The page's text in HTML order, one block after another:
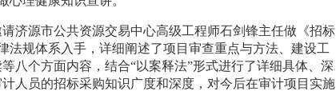
济源市公共资源交易中心高级工程师石剑锋主任做《招标
法规体系入手，详细阐述了项目审查重点与方法、建设工
八个方面内容，结合“以案释法”形式进行了详细具体、深
人员的招标采购知识广度和深度，对今后在审计项目实施